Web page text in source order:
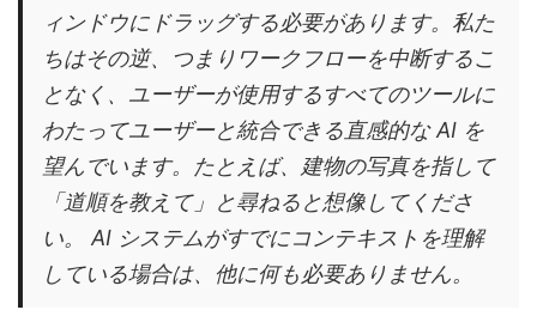
ィンドウにドラッグする必要があります。私た
ちはその逆、つまりワークフローを中断するこ
となく、ユーザーが使用するすべてのツールに
わたってユーザーと統合できる直感的な AI を
望んでいます。たとえば、建物の写真を指して
「道順を教えて」と尋ねると想像してくださ
い。 AI システムがすでにコンテキストを理解
している場合は、他に何も必要ありません。